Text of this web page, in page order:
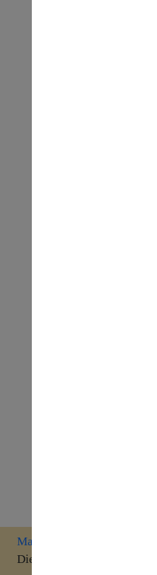
Marketing
Dienstleistungen über eine